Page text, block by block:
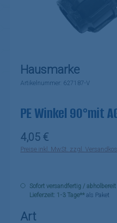
Hausmarke
Artikelnummer: 627187-V
PE Winkel 90°mit
Regulärer Preis:
4,05 €
Preise inkl. MwSt. zzgl.
Sofort versandfertig / abholbereit
Lieferzeit: 1-3 Tage** als Paket
Artauswählen